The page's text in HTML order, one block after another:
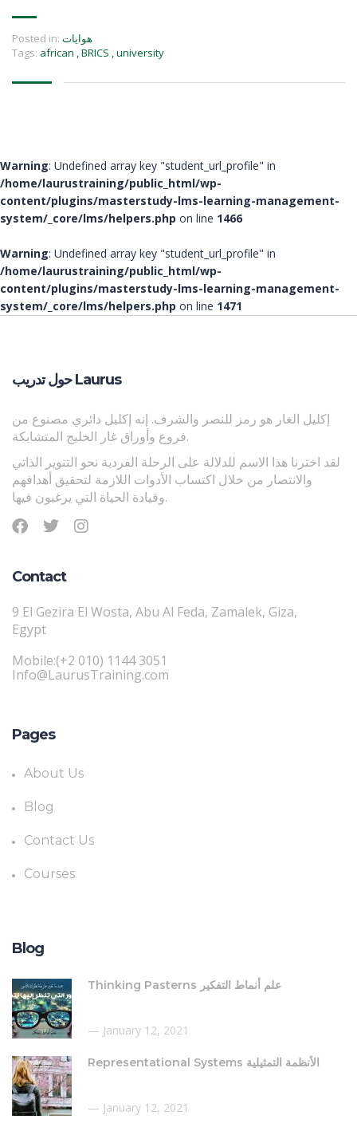
Posted in: هوايات
Tags: african ,BRICS ,university
حول تدريب Laurus
إكليل الغار هو رمز للنصر والشرف. إنه إكليل دائري مصنوع من
فروع وأوراق غار الخليج المتشابكة.
لقد اخترنا هذا الاسم للدلالة على الرحلة الفردية نحو التنوير الذاتي
والانتصار من خلال اكتساب الأدوات اللازمة لتحقيق أهدافهم
وقيادة الحياة التي يرغبون فيها.
Contact
9 El Gezira El Wosta, Abu Al Feda, Zamalek, Giza,
Egypt
Mobile:(+2 010) 1144 3051
Info@LaurusTraining.com
Pages
About Us
Blog
Contact Us
Courses
Blog
Thinking Pasterns علم أنماط التفكير
January 12, 2021
Representational Systems الأنظمة التمثيلية
January 12, 2021
Warning: Undefined array key "student_url_profile" in
/home/laurustraining/public_html/wp-
content/plugins/masterstudy-lms-learning-management-
system/_core/lms/helpers.php on line 1466
Warning: Undefined array key "student_url_profile" in
/home/laurustraining/public_html/wp-
content/plugins/masterstudy-lms-learning-management-
system/_core/lms/helpers.php on line 1471